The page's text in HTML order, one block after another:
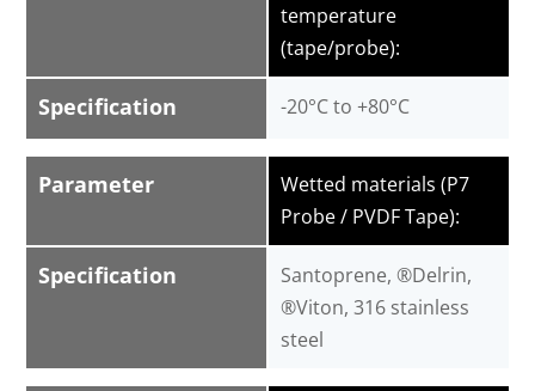
Specification
temperature
(tape/probe):
-20°C to +80°C
Parameter
Specification
Wetted materials (P7
Probe / PVDF Tape):
Santoprene, ®Delrin,
®Viton, 316 stainless
steel